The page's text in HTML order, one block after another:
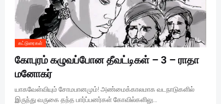
கட்டுரைகள்
கோபுரம் கழுவப்போன தீவட்டிகள் – 3 – ராதா
மனோகர்
யாகவேள்வியும் சோமபானமும்! அண்மைக்காலமாக வடநாடுகளில்
இருந்து வருகை தந்த பார்ப்பனர்கள் கோவில்களிலு…